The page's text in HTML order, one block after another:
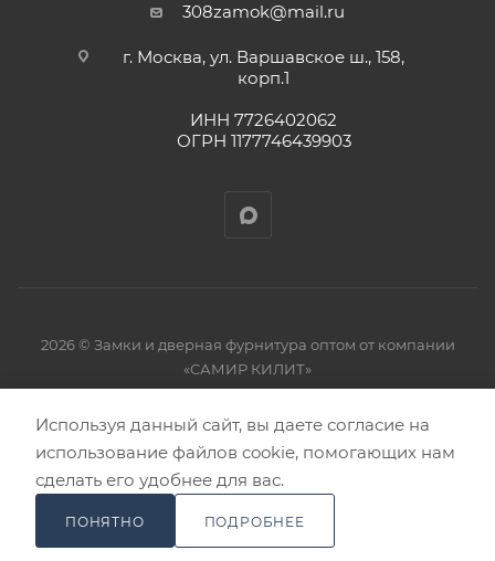
Используя данный сайт, вы даете согласие на
использование файлов cookie, помогающих нам
сделать его удобнее для вас.
ПОНЯТНО ПОДРОБНЕЕ
308zamok@mail.ru
г. Москва, ул. Варшавское ш., 158,
корп.1
ИНН 7726402062
ОГРН 1177746439903
2026 © Замки и дверная фурнитура оптом от компании
«САМИР КИЛИТ»